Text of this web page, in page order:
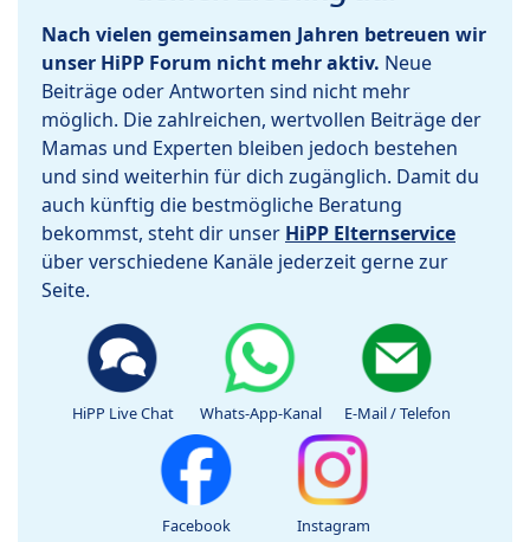
Nach vielen gemeinsamen Jahren betreuen wir
unser HiPP Forum nicht mehr aktiv. Neue
Beiträge oder Antworten sind nicht mehr
möglich. Die zahlreichen, wertvollen Beiträge der
Mamas und Experten bleiben jedoch bestehen
und sind weiterhin für dich zugänglich. Damit du
auch künftig die bestmögliche Beratung
bekommst, steht dir unser HiPP Elternservice
über verschiedene Kanäle jederzeit gerne zur
Seite.
HiPP Live Chat Whats-App-Kanal E-Mail / Telefon
Facebook Instagram